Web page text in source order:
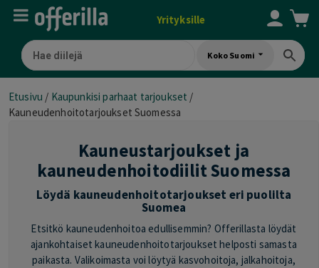
Yrityksille
Koko Suomi
Etusivu / Kaupunkisi parhaat tarjoukset /
Kauneudenhoitotarjoukset Suomessa
Kauneustarjoukset ja
kauneudenhoitodiilit Suomessa
Löydä kauneudenhoitotarjoukset eri puolilta
Suomea
Etsitkö kauneudenhoitoa edullisemmin? Offerillasta löydät
ajankohtaiset kauneudenhoitotarjoukset helposti samasta
paikasta. Valikoimasta voi löytyä kasvohoitoja, jalkahoitoja,